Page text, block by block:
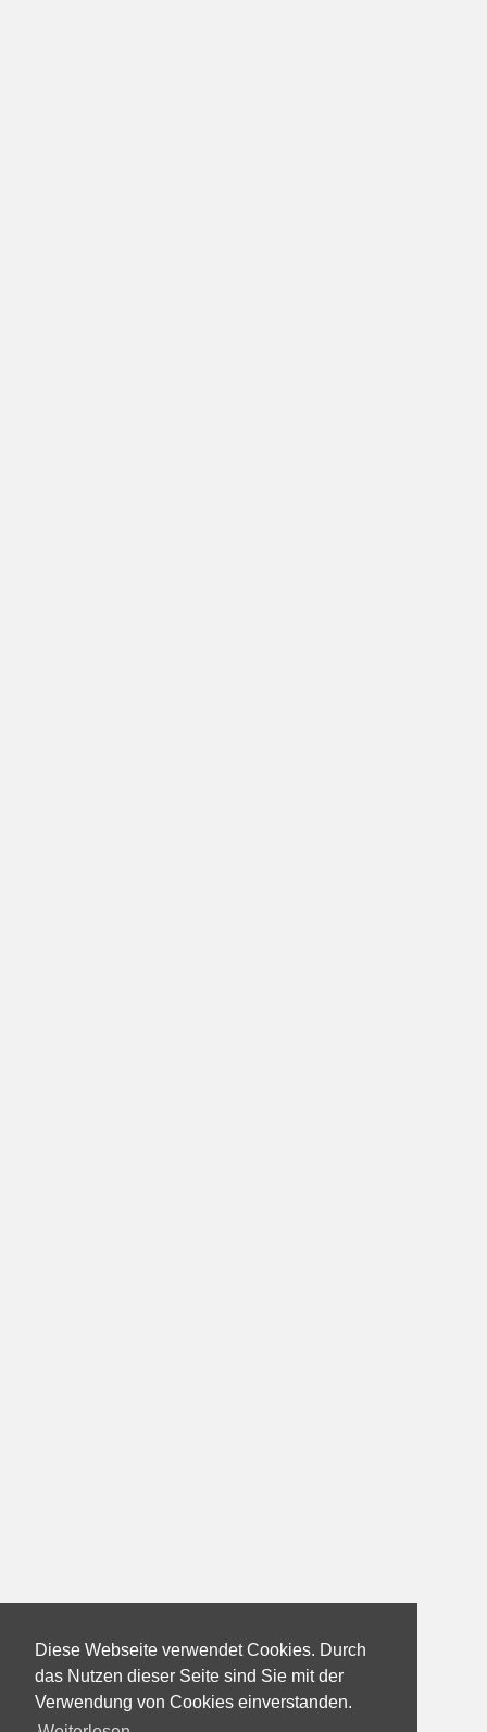
Diese Webseite verwendet Cookies. Durch
das Nutzen dieser Seite sind Sie mit der
Verwendung von Cookies einverstanden.